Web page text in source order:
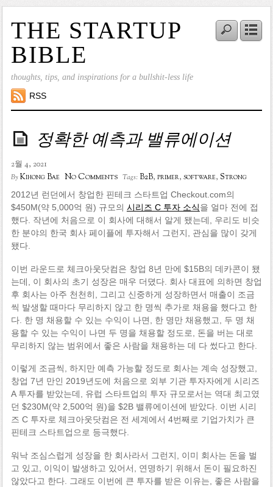
THE STARTUP
BIBLE
thoughts, tips, and inspirations for a bullshit-less life
RSS
정확한 예측과 밸류에이션
2월 4, 2021
ByKihong Bae No Comments Tags: B2B, primer, software, Strong
2012년 런던에서 창업한 핀테크 스타트업 Checkout.com의
$450M(약 5,000억 원) 규모의 시리즈 C 투자 소식을 얼마 전에 접
했다. 작년에 처음으로 이 회사에 대해서 알게 됐는데, 우리도 비슷
한 분야의 한국 회사 페이플에 투자해서 그런지, 관심을 많이 갖게
됐다.
이번 라운드로 체크아웃닷컴은 창업 8년 만에 $15B의 데카콘이 됐
는데, 이 회사의 초기 성장은 매우 더뎠다. 회사 대표에 의하면 창업
후 회사는 아주 천천히, 그리고 신중하게 성장하면서 매출이 조금
씩 발생할 때마다 무리하지 않고 한 명씩 추가로 채용을 했다고 한
다. 한 명 채용할 수 있는 수익이 나면, 한 명만 채용했고, 두 명 채
용할 수 있는 수익이 나면 두 명을 채용할 정도로, 돈을 버는 대로
무리하지 않는 범위에서 좋은 사람을 채용하는 데 다 썼다고 한다.
이렇게 조금씩, 하지만 예측 가능할 정도로 회사는 계속 성장했고,
창업 7년 만인 2019년도에 처음으로 외부 기관 투자자에게 시리즈
A 투자를 받았는데, 유럽 스타트업의 투자 규모로서는 역대 최고였
던 $230M(약 2,500억 원)을 $2B 밸류에이션에 받았다. 이번 시리
즈 C 투자로 체크아웃닷컴은 전 세계에서 4번째로 기업가치가 큰
핀테크 스타트업으로 등극했다.
워낙 조심스럽게 성장을 한 회사라서 그런지, 이미 회사는 돈을 벌
고 있고, 이익이 발생하고 있어서, 연명하기 위해서 돈이 필요하진
않았다고 한다. 그래도 이번에 큰 투자를 받은 이유는, 좋은 사람을